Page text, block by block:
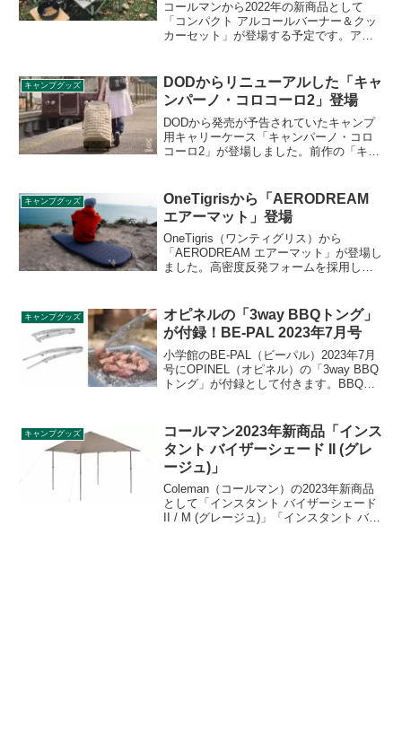
コールマンから2022年の新商品として
「コンパクト アルコールバーナー＆クッ
カーセット」が登場する予定です。アル
きるキャリーケースも付属します。詳細
をレビューします。
キャンプグッズ
DODからリニューアルした「キャ
ンパーノ・コロコーロ2」登場
DODから発売が予告されていたキャンプ
用キャリーケース「キャンパーノ・コロ
コーロ2」が登場しました。前作の「キャ
キャンプグッズ
OneTigrisから「AERODREAM
エアーマット」登場
OneTigris（ワンティグリス）から
「AERODREAM エアーマット」が登場し
ました。高密度反発フォームを採用した
の硬さに調節することができます。断熱
性を示すR値は4.1となっており、3シーズ
ンに対応します。詳細をレビューしま
す。
キャンプグッズ
オピネルの「3way BBQトング」
が付録！BE-PAL 2023年7月号
小学館のBE-PAL（ビーパル）2023年7月
号にOPINEL（オピネル）の「3way BBQ
トング」が付録として付きます。BBQな
トングです。詳細をレビューします。
キャンプグッズ
コールマン2023年新商品「インス
タント バイザーシェード II (グレ
ージュ)」
Coleman（コールマン）の2023年新商品
として「インスタント バイザーシェード
II / M (グレージュ)」「インスタント バイ